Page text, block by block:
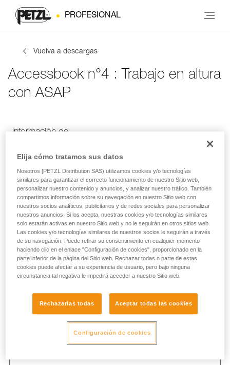
PROFESIONAL
Vuelva a descargas
Accessbook n°4 : Trabajo en altura
con ASAP
Información de
Información de contacto
Introduce tus datos
NOMBRE
Elija cómo tratamos sus datos
Nosotros [PETZL Distribution SAS) utilizamos cookies y/o tecnologías
similares para garantizar el correcto funcionamiento de nuestro Sitio web,
personalizar nuestro contenido y anuncios, y analizar nuestro tráfico. También
compartimos información sobre su navegación en nuestro Sitio web con
nuestros socios analíticos, publicitarios y de redes sociales para personalizar
nuestros anuncios. Si los acepta, nuestras cookies y/o tecnologías similares
solo estarán activas en nuestro Sitio web y no le seguirán en otros sitios web.
Las cookies y/o tecnologías similares de nuestros socios le seguirán a través
de su navegación. Puede retirar su consentimiento en cualquier momento
haciendo clic en el enlace "Configuración de cookies", proporcionado en la
parte inferior de la página del Sitio web. Rechazar todas o parte de estas
cookies puede afectar a su experiencia de usuario, pero bajo ninguna
circunstancia tal negativa le impedirá acceder a nuestro Sitio web.
Rechazarlas todas Aceptar todas las cookies
Configuración de cookies